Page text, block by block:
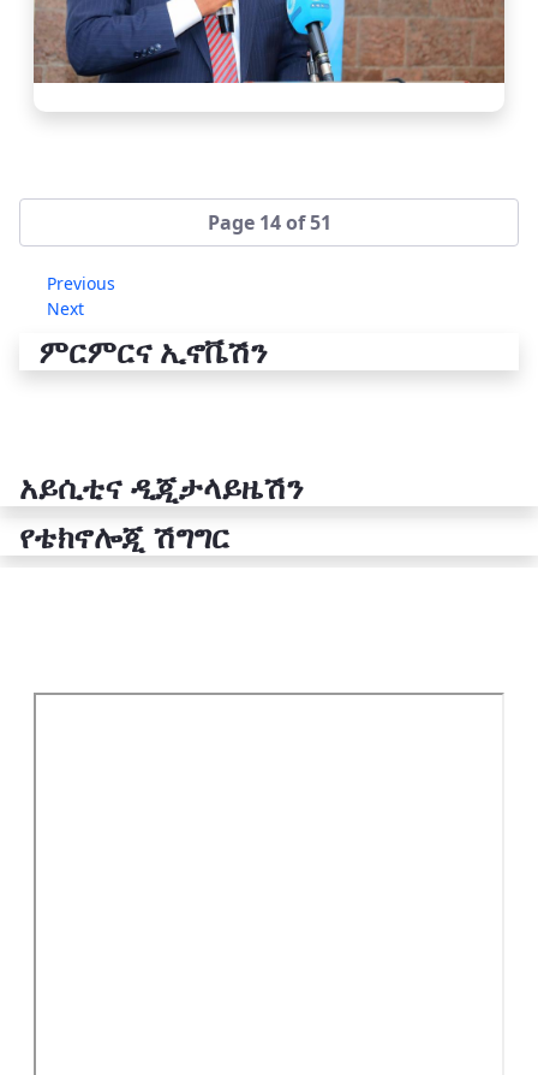
Page 14 of 51
Previous
Next
ምርምርና ኢኖቬሽን
አይሲቲና ዲጂታላይዜሽን
የቴክኖሎጂ ሽግግር